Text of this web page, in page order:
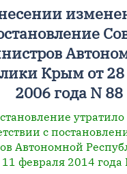
Крым от
2006 года N 88
утратило
с
Автономной
11 февраля 2014 года